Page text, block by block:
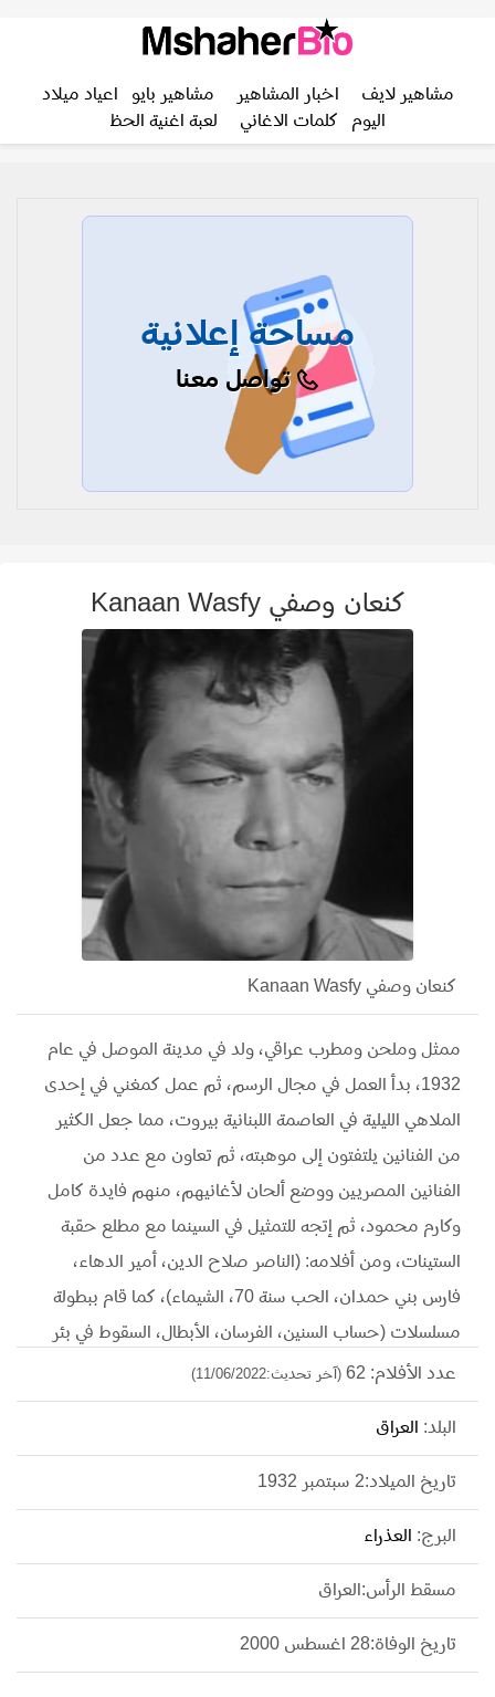
مشاهير لايف اخبار المشاهير مشاهير بايو
اعياد ميلاد
اليوم
كلمات الاغاني لعبة اغنية الحظ
مساحة إعلانية
تواصل معنا
كنعان وصفي Kanaan Wasfy
كنعان وصفي Kanaan Wasfy
ممثل وملحن ومطرب عراقي، ولد في مدينة الموصل في عام
1932، بدأ العمل في مجال الرسم، ثم عمل كمغني في إحدى
الملاهي الليلية في العاصمة اللبنانية بيروت، مما جعل الكثير
من الفنانين يلتفتون إلى موهبته، ثم تعاون مع عدد من
الفنانين المصريين ووضع ألحان لأغانيهم، منهم فايدة كامل
وكارم محمود، ثم إتجه للتمثيل في السينما مع مطلع حقبة
الستينات، ومن أفلامه: (الناصر صلاح الدين، أمير الدهاء،
فارس بني حمدان، الحب سنة 70، الشيماء)، كما قام ببطولة
مسلسلات (حساب السنين، الفرسان، الأبطال، السقوط في بئر
سبع). توفى في عام 2000 عن عمر يناهز 68 عامًا.
عدد الأفلام: 62 (آخر تحديث:11/06/2022)
البلد: العراق
تاريخ الميلاد:2 سبتمبر 1932
البرج: العذراء
مسقط الرأس:العراق
تاريخ الوفاة:28 اغسطس 2000